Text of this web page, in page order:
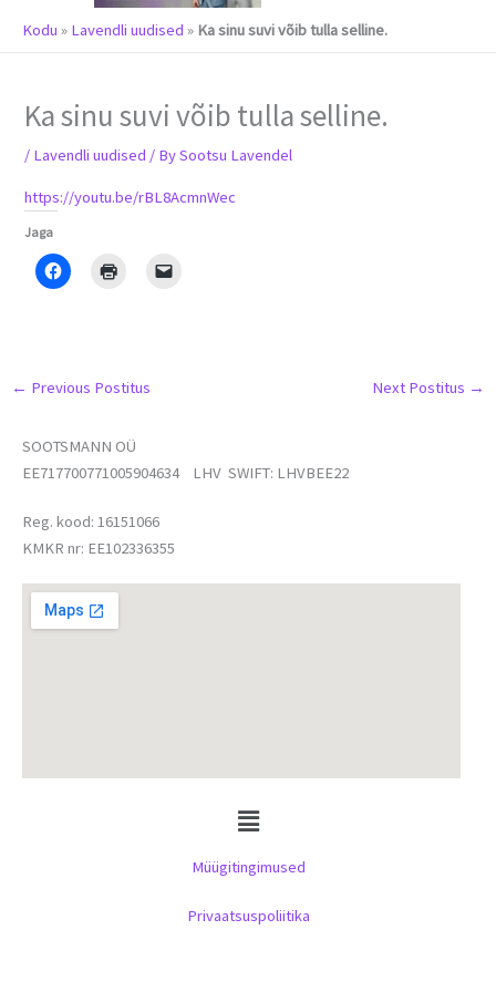
m
Kodu » Lavendli uudised » Ka sinu suvi võib tulla selline.
Ka sinu suvi võib tulla selline.
/ Lavendli uudised / BySootsu Lavendel
https://youtu.be/rBL8AcmnWec
Jaga
← Previous Postitus Next Postitus →
SOOTSMANN OÜ
EE717700771005904634 LHV SWIFT: LHVBEE22
Reg. kood: 16151066
KMKR nr: EE102336355
Menu
Müügitingimused
Privaatsuspoliitika